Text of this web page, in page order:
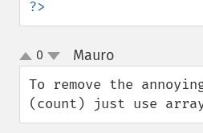
?>
up
down
0 Mauro¶
To remove the
(count) just use